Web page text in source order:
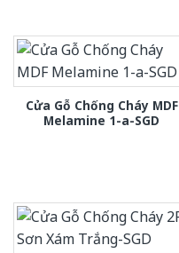
Cửa Gỗ Chống Cháy MDF
Melamine 1-a-SGD